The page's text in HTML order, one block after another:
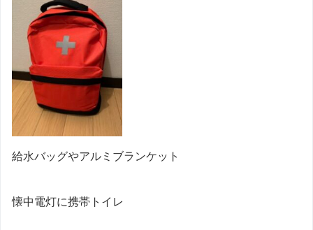
給水バッグやアルミブランケット
懐中電灯に携帯トイレ